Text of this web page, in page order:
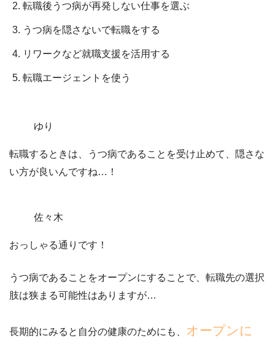
転職後うつ病が再発しない仕事を選ぶ
うつ病を隠さないで転職をする
リワークなど就職支援を活用する
転職エージェントを使う
ゆり
転職するときは、うつ病であることを受け止めて、隠さな
い方が良いんですね…！
佐々木
おっしゃる通りです！
うつ病であることをオープンにすることで、転職先の選択
肢は狭まる可能性はありますが…
長期的にみると自分の健康のためにも、 オープンに